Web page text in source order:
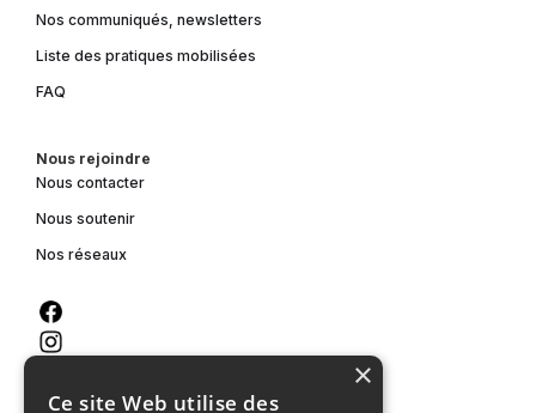
Nos communiqués, newsletters
Liste des pratiques mobilisées
FAQ
Nous rejoindre
Nous contacter
Nous soutenir
Nos réseaux
×
Ce site Web utilise des